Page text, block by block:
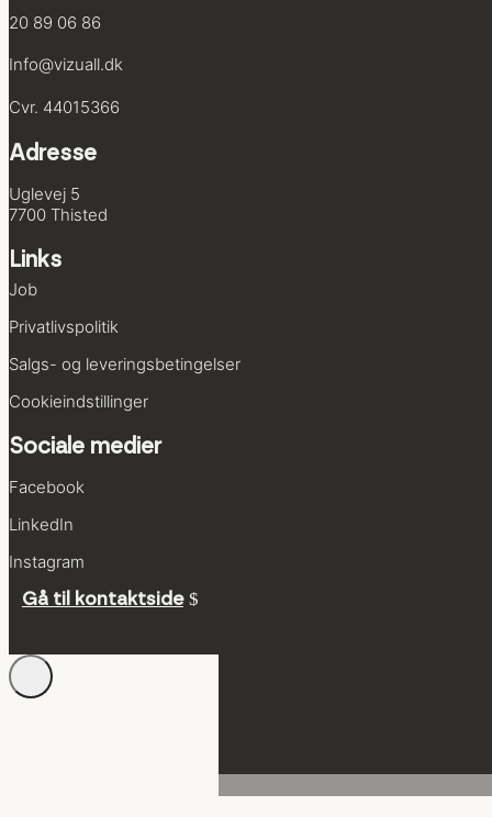
20 89 06 86
Info@vizuall.dk
Cvr. 44015366
Adresse
Uglevej 5
7700 Thisted
Links
Job
Privatlivs­politik
Salgs- og leverings­betingelser
Cookie­indstillinger
Sociale medier
Facebook
LinkedIn
Instagram
Gå til kontaktside